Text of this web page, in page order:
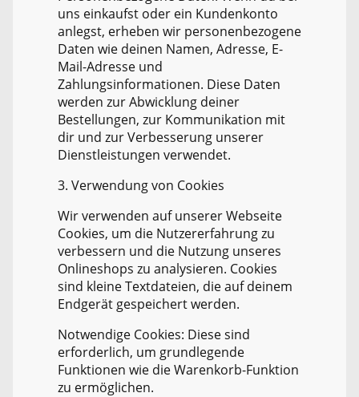
uns einkaufst oder ein Kundenkonto
anlegst, erheben wir personenbezogene
Daten wie deinen Namen, Adresse, E-
Mail-Adresse und
Zahlungsinformationen. Diese Daten
werden zur Abwicklung deiner
Bestellungen, zur Kommunikation mit
dir und zur Verbesserung unserer
Dienstleistungen verwendet.
3. Verwendung von Cookies
Wir verwenden auf unserer Webseite
Cookies, um die Nutzererfahrung zu
verbessern und die Nutzung unseres
Onlineshops zu analysieren. Cookies
sind kleine Textdateien, die auf deinem
Endgerät gespeichert werden.
Notwendige Cookies: Diese sind
erforderlich, um grundlegende
Funktionen wie die Warenkorb-Funktion
zu ermöglichen.